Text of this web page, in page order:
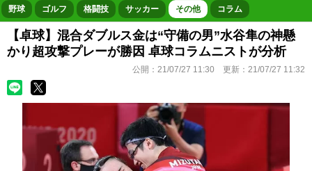
ボートレース 競輪 オートレース
野球 ゴルフ 格闘技 サッカー その他 コラム
【卓球】混合ダブルス金は“守備の男”水谷隼の神懸
かり超攻撃プレーが勝因 卓球コラムニストが分析
公開： 21/07/27 11:30 更新： 21/07/27 11:32